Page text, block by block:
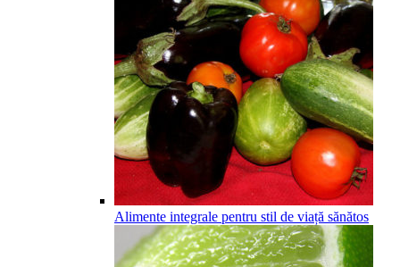
Alimente integrale pentru stil de viață sănătos